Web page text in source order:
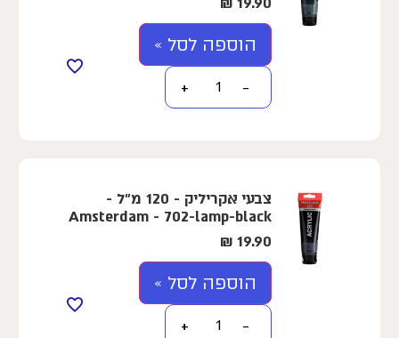
הוספה לסל »
−
+
צבעי אקריליק - 120 מ"ל -
Amsterdam - 702-lamp-black
19.90
₪
הוספה לסל »
−
+